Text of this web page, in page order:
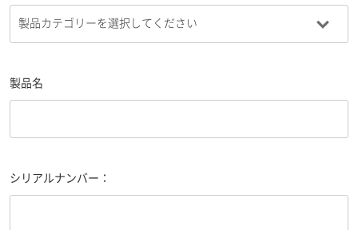
製品名
シリアルナンバー：